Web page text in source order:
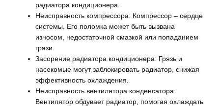
радиатора кондиционера.
Неисправность компрессора: Компрессор – сердце
системы. Его поломка может быть вызвана
износом, недостаточной смазкой или попаданием
грязи.
Засорение радиатора кондиционера: Грязь и
насекомые могут заблокировать радиатор, снижая
эффективность охлаждения.
Неисправность вентилятора конденсатора:
Вентилятор обдувает радиатор, помогая охлаждать